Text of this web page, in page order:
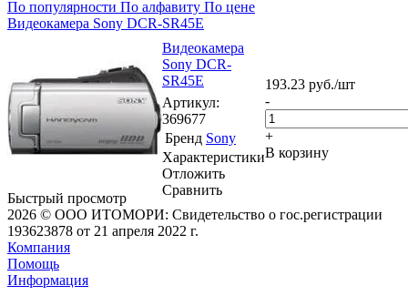
По популярности По алфавиту По цене
Видеокамера Sony DCR-SR45E
Быстрый просмотр
Видеокамера
Sony DCR-
SR45E
Артикул:
369677
Бренд Sony
Характеристики
Отложить
Сравнить
193.23 руб./шт
-
+
В корзину
2026 © ООО ИТОМОРИ: Свидетельство о гос.регистрации
193623878 от 21 апреля 2022 г.
Компания
Помощь
Информация